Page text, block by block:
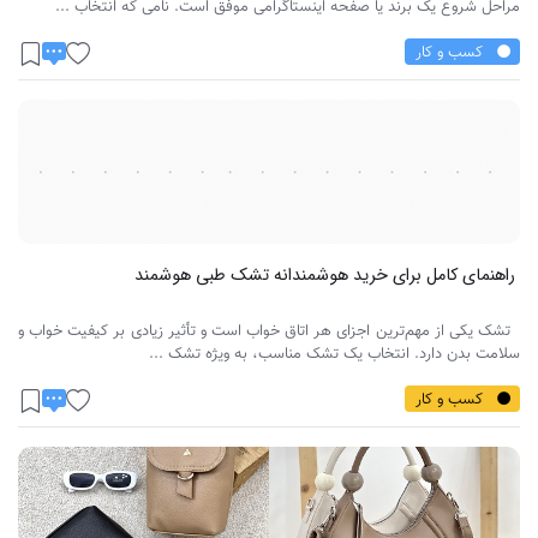
مراحل شروع یک برند یا صفحه اینستاگرامی موفق است. نامی که انتخاب ...
کسب و کار
راهنمای کامل برای خرید هوشمندانه تشک طبی هوشمند
تشک یکی از مهم‌ترین اجزای هر اتاق خواب است و تأثیر زیادی بر کیفیت خواب و
سلامت بدن دارد. انتخاب یک تشک مناسب، به ویژه تشک ...
کسب و کار